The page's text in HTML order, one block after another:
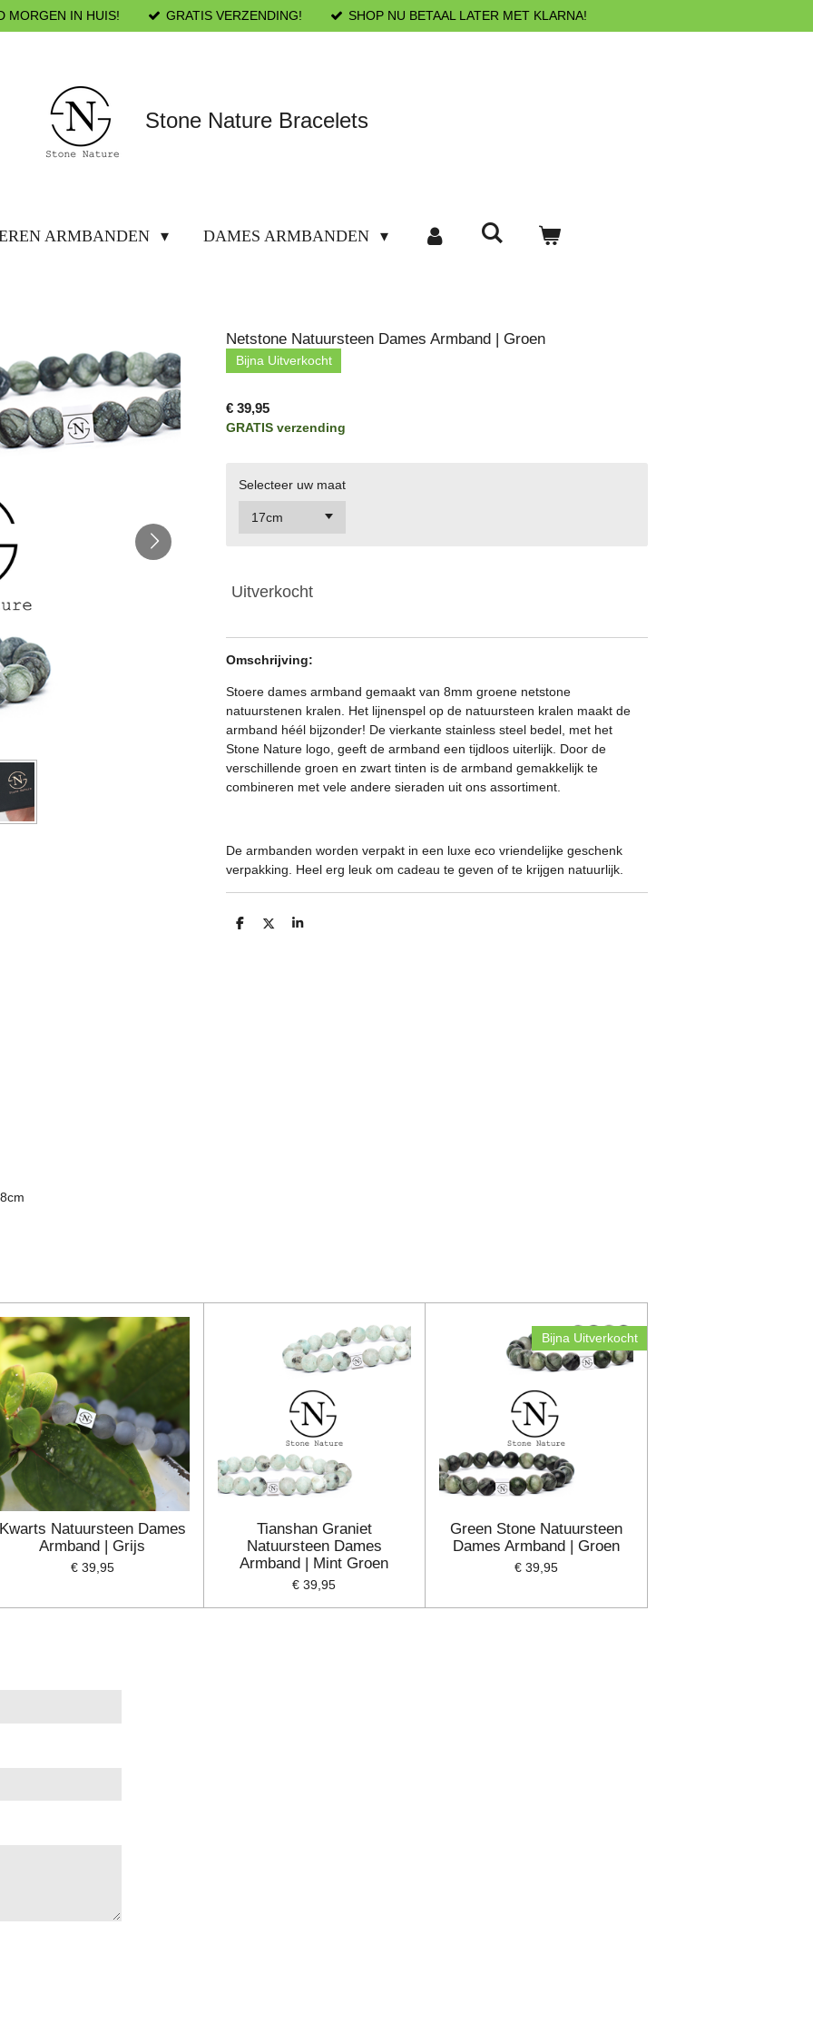
MORGEN IN HUIS! GRATIS VERZENDING! SHOP NU BETAAL LATER MET KLARNA!
Stone Nature Bracelets
ARMBANDEN DAMES ARMBANDEN
Netstone Natuursteen Dames Armband | Groen
Bijna Uitverkocht
€ 39,95
GRATIS verzending
Selecteer uw maat
Uitverkocht
Omschrijving:
Stoere dames armband gemaakt van 8mm groene netstone
natuurstenen kralen. Het lijnenspel op de natuursteen kralen maakt de
armband héél bijzonder! De vierkante stainless steel bedel, met het
Stone Nature logo, geeft de armband een tijdloos uiterlijk. Door de
verschillende groen en zwart tinten is de armband gemakkelijk te
combineren met vele andere sieraden uit ons assortiment.
De armbanden worden verpakt in een luxe eco vriendelijke geschenk
verpakking. Heel erg leuk om cadeau te geven of te krijgen natuurlijk.
D
D
S
Kwarts Natuursteen Dames
Armband | Grijs
€ 39,95
Tianshan Graniet
Natuursteen Dames
Armband | Mint Groen
€ 39,95
Bijna Uitverkocht
Green Stone Natuursteen
Dames Armband | Groen
€ 39,95